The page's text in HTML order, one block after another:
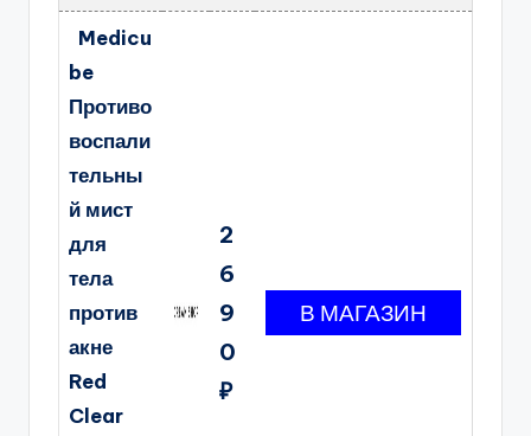
Medicu
be
Противо
воспали
тельны
й мист
для
тела
против
акне
Red
Clear
2
6
9
0
₽